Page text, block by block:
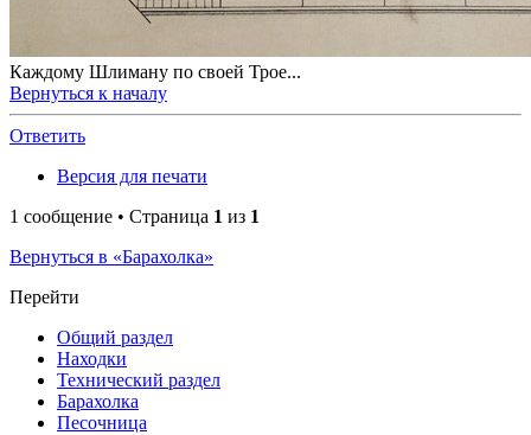
Каждому Шлиману по своей Трое...
Вернуться к началу
Ответить
Версия для печати
1 сообщение • Страница 1 из 1
Вернуться в «Барахолка»
Перейти
Общий раздел
Находки
Технический раздел
Барахолка
Песочница